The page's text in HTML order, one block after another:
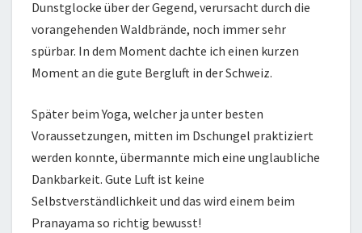
Dunstglocke über der Gegend, verursacht durch die
vorangehenden Waldbrände, noch immer sehr
spürbar. In dem Moment dachte ich einen kurzen
Moment an die gute Bergluft in der Schweiz.
Später beim Yoga, welcher ja unter besten
Voraussetzungen, mitten im Dschungel praktiziert
werden konnte, übermannte mich eine unglaubliche
Dankbarkeit. Gute Luft ist keine
Selbstverständlichkeit und das wird einem beim
Pranayama so richtig bewusst!